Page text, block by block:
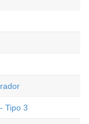
Tipo 3